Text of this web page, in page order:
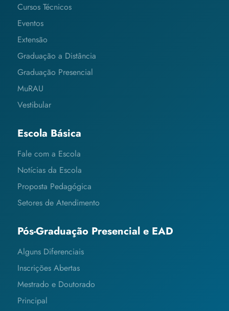
Cursos Técnicos
Eventos
Extensão
Graduação a Distância
Graduação Presencial
MuRAU
Vestibular
Escola Básica
Fale com a Escola
Notícias da Escola
Proposta Pedagógica
Setores de Atendimento
Pós-Graduação Presencial e EAD
Alguns Diferenciais
Inscrições Abertas
Mestrado e Doutorado
Principal